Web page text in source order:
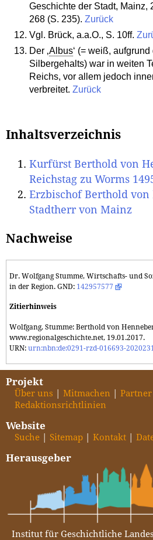
Geschichte der Stadt, Mainz,
268 (S. 235). Zurück
Vgl. Brück, a.a.O., S. 10ff.
Der ‚Albus‘ (= weiß,
Silbergehalts) war in weiten
Reichs, vor allem jedoch
verbreitet. Zurück
Inhaltsverzeichnis
Kurfürst Berthold von
Reichstag zu Worms
Erzbischof Berthold von
Stadtherr von Mainz
Nachweise
Dr. Wolfgang Stumme, Wirtschafts- und
in der Region. GND: 142957577
Zitierhinweis
Wolfgang, Stumme: Berthold von
www.regionalgeschichte.net, 19.01.2017.
URN: urn:nbn:de:0291-rzd-016693-
Projekt
Über uns Mitmachen
Partner
Redaktionsrichtlinien
Website
Suche Sitemap Kontakt
Herausgeber
Institut für Geschichtliche